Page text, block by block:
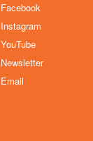
Facebook
Instagram
YouTube
Newsletter
Email